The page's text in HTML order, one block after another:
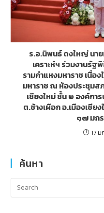
ร.อ.นิพนธ์ ดงใหญ่ นา
เคราะห์ฯ ร่วมงานรัฐ
รามคำแหงมหาราช เนื่อ
มหาราช ณ ห้องประชุมส
เชียงใหม่ ชั้น ๒ องค์กา
ต.ช้างเผือก อ.เมืองเชีย
๑๗ มก
17
ค้นหา